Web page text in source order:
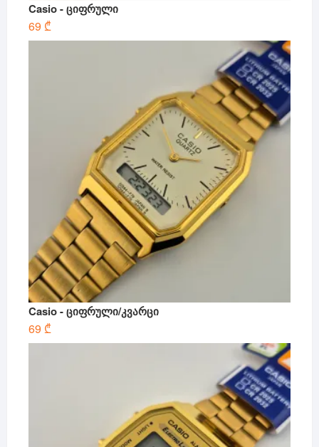
Casio - ციფრული
69 ₾
Casio - ციფრული/კვარცი
69 ₾